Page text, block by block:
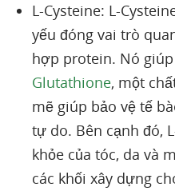
L-Cysteine: L-
yếu đóng vai trò
hợp protein. Nó
Glutathione, một
mẽ giúp bảo vệ tế
tự do. Bên cạnh đó,
khỏe của tóc, da và
các khối xây dựng